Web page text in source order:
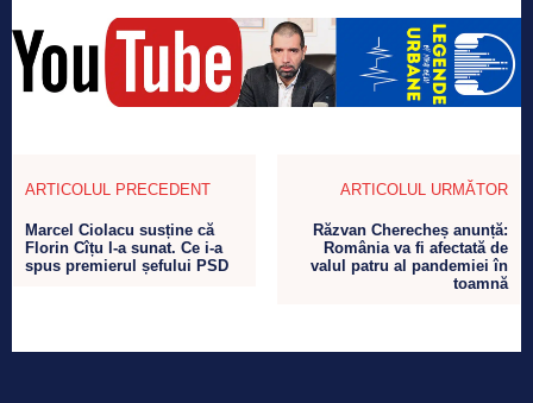
ARTICOLUL PRECEDENT
Marcel Ciolacu susține că
Florin Cîțu l-a sunat. Ce i-a
spus premierul șefului PSD
ARTICOLUL URMĂTOR
Răzvan Cherecheș anunță:
România va fi afectată de
valul patru al pandemiei în
toamnă